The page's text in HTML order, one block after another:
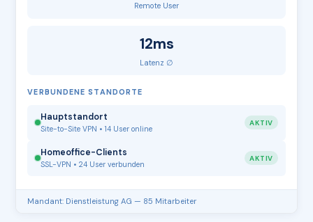
Remote User
12ms
Latenz ∅
VERBUNDENE STANDORTE
Hauptstandort
Site-to-Site VPN • 14 User online
AKTIV
Homeoffice-Clients
SSL-VPN • 24 User verbunden
AKTIV
Mandant: Dienstleistung AG — 85 Mitarbeiter